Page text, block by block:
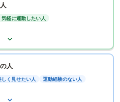
気軽に運動したい人
人
く見せたい人 運動経験のない人